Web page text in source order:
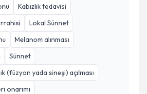
Kabızlık tedavisi
Lokal Sünnet
Melanom alınması
Sünnet
(füzyon yada sineşi) açılması
onarımı